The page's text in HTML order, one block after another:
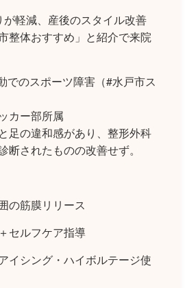
軽減、産後のスタイル改善
整体おすすめ」と紹介で来院
でのスポーツ障害（#水戸市ス
カー部所属
足の違和感があり、整形外科
断されたものの改善せず。
の筋膜リリース
セルフケア指導
イシング・ハイボルテージ使